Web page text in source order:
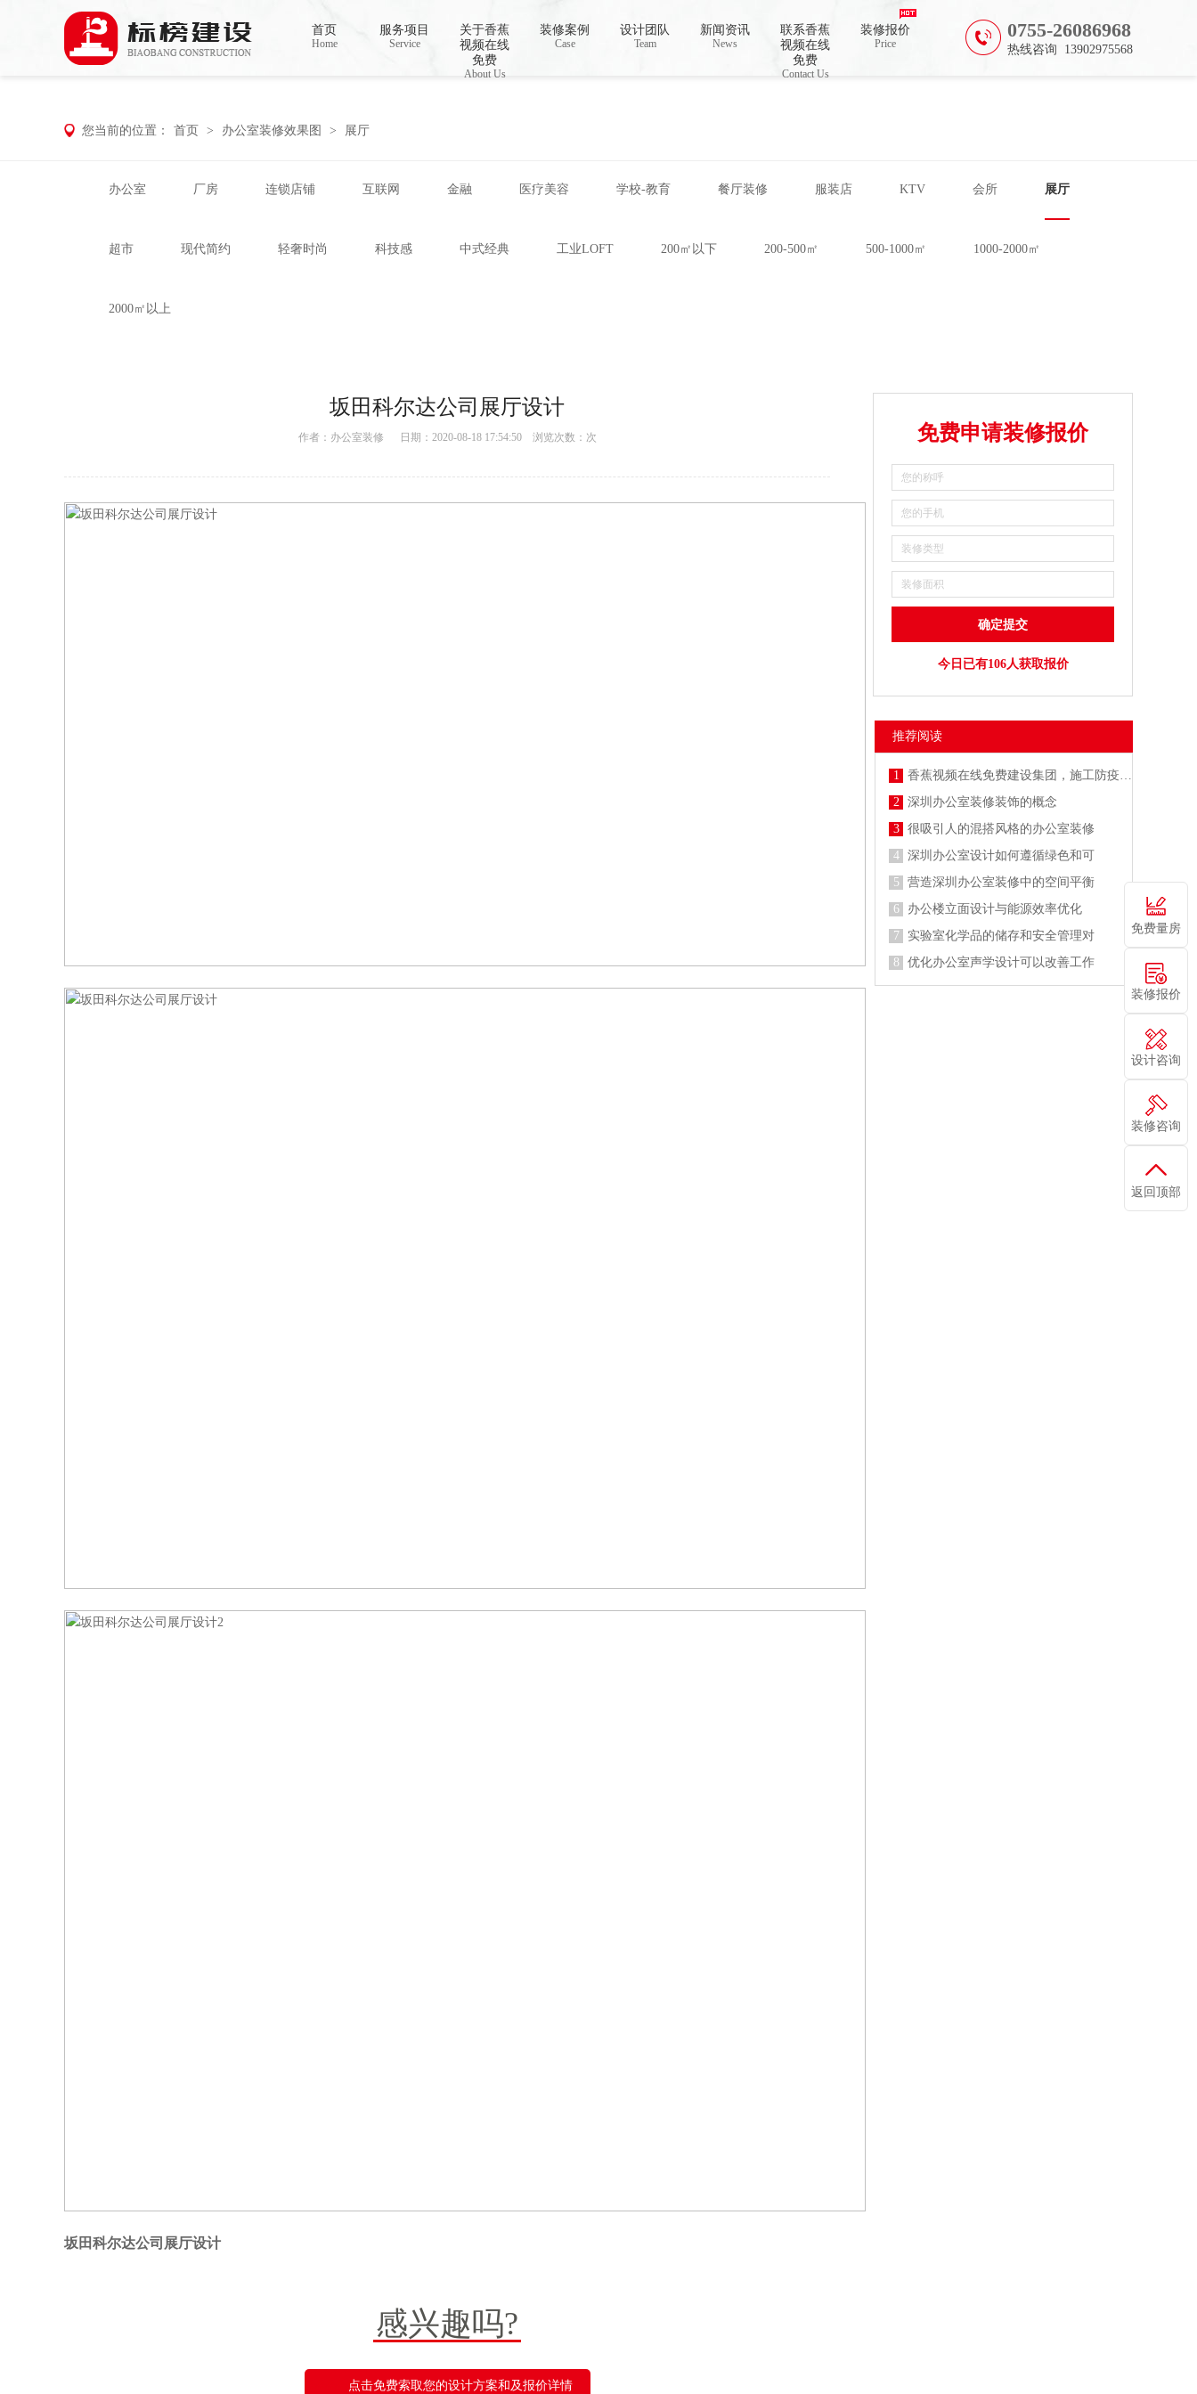
香蕉视频在线免费,香蕉视频导航,黄色香蕉视频下载,91香蕉APP成人污在线观看
0755-26086968
热线咨询 13902975568
首页
Home
服务项目
Service
关于香蕉
视频在线
免费
About Us
装修案例
Case
设计团队
Team
新闻资讯
News
联系香蕉
视频在线
免费
Contact Us
装修报价
Price
您当前的位置： 首页 > 办公室装修效果图 > 展厅
办公室 厂房 连锁店铺 互联网 金融 医疗美容 学校-教育 餐厅装修 服装店 KTV 会所 展厅
超市 现代简约 轻奢时尚 科技感 中式经典 工业LOFT 200㎡以下 200-500㎡ 500-1000㎡ 1000-2000㎡
2000㎡以上
坂田科尔达公司展厅设计
作者： 办公室装修 日期：2020-08-18 17:54:50 浏览次数： 次
坂田科尔达公司展厅设计
感兴趣吗?
点击免费索取您的设计方案和及报价详情
免费申请装修报价
今日已有106人获取报价
推荐阅读
1
香蕉视频在线免费建设集团，施工防疫两不误
2
深圳办公室装修装饰的概念
3
很吸引人的混搭风格的办公室装修
4
深圳办公室设计如何遵循绿色和可
5
营造深圳办公室装修中的空间平衡
6
办公楼立面设计与能源效率优化
7
实验室化学品的储存和安全管理对
8
优化办公室声学设计可以改善工作
免费量房
装修报价
设计咨询
装修咨询
返回顶部